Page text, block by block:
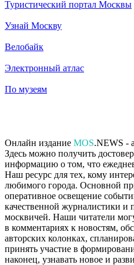
Туристический портал Москвы
Узнай Москву
Велобайк
Электронный атлас
По музеям
Онлайн издание MOS.NEWS -
Здесь можно получить
информацию о том, что
Наш ресурс для тех, кому
любимого города. Основной
оперативное освещение
качественной журналистики и
москвичей. Наши читатели
в комментариях к новостям,
авторских колонках,
принять участие в
наконец, узнавать новое и